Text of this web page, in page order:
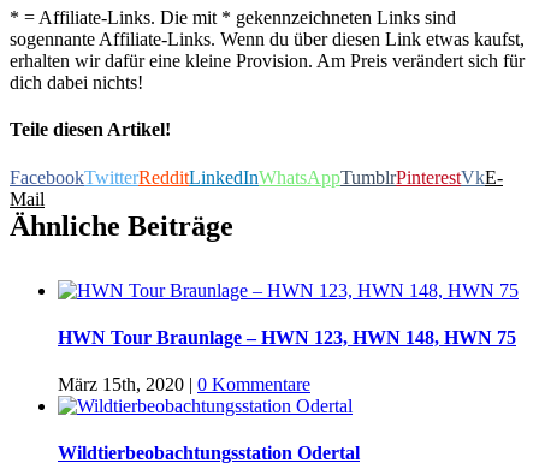
* = Affiliate-Links. Die mit * gekennzeichneten Links sind
sogennante Affiliate-Links. Wenn du über diesen Link etwas kaufst,
erhalten wir dafür eine kleine Provision. Am Preis verändert sich für
dich dabei nichts!
Teile diesen Artikel!
FacebookTwitterRedditLinkedInWhatsAppTumblrPinterestVkE-
Mail
Ähnliche Beiträge
HWN Tour Braunlage – HWN 123, HWN 148, HWN 75
März 15th, 2020 | 0 Kommentare
Wildtierbeobachtungsstation Odertal